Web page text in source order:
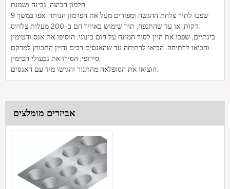
חלמון הביצה, גבינה ושמנת.
שפכו לתוך צלחת ההגשה ומפזרים מעל את הפרמזן הנותר. אפו במשך 9
דקות, או עד שהתנפח, תוך שימוש באוויר חם ב-200 מעלות צלזיוס.
בינתיים, שפכו את היין לסיר המונח על חום בינוני. הוסיפו את אגס והטימין
והביאו לרתיחה. הביאו לרתיחה עד שהאגסים רכים והיין התכווץ למרקם
סירופי, הסירו את גבעולי הטימין.
הוציאו את הסופלאה מהתנור והגישו מיד עם האגסים.
אביזרים מומלצים